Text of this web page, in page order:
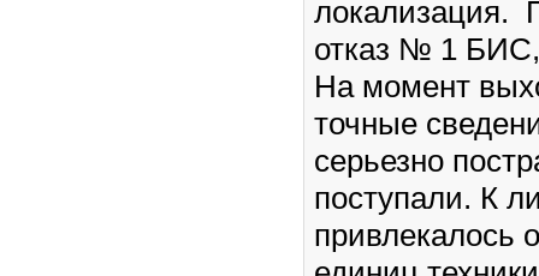
локализация.
отказ № 1
На момент
точные
серьезно
поступали. К
привлекалось